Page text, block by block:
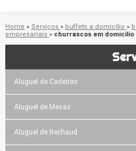
Home » Serviços » buffets a domicílio »
empresariais » churrascos em domicílio
Aluguel de Cadeiras
Aluguel de Mesas
Aluguel de Rechaud